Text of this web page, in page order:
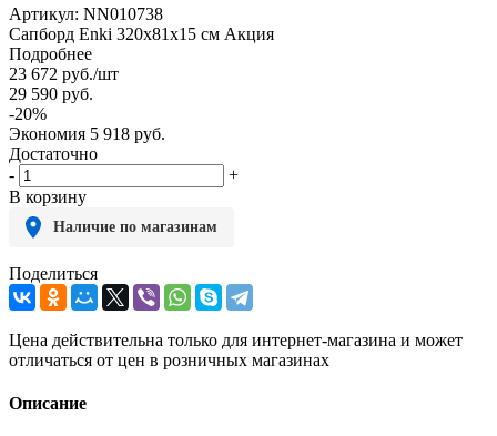
Артикул: NN010738
Сапборд Enki 320x81x15 см Акция
Подробнее
23 672 руб./шт
29 590 руб.
-20%
Экономия 5 918 руб.
Достаточно
-
+
В корзину
Наличие по магазинам
Поделиться
Цена действительна только для интернет-магазина и может
отличаться от цен в розничных магазинах
Описание